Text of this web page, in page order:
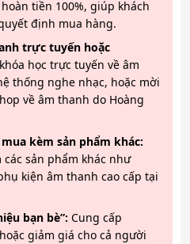
tiền 100%, giúp khách
định mua hàng.
trực tuyến hoặc
học trực tuyến về âm
thống nghe nhạc, hoặc mời
về âm thanh do Hoàng
kèm sản phẩm khác:
sản phẩm khác như
kiện âm thanh cao cấp tại
bạn bè”: Cung cấp
giảm giá cho cả người